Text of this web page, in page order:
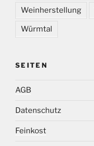
Weinherstellung
Würmtal
SEITEN
AGB
Datenschutz
Feinkost